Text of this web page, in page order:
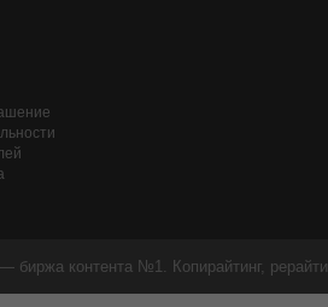
биржа контента №1. Копирайтинг,